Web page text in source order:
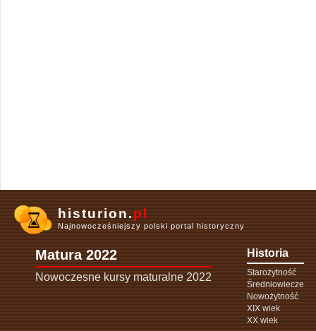
histurion.pl
Najnowocześniejszy polski portal historyczny
Matura 2022
Nowoczesne kursy maturalne 2022
Historia
Starożytność
Średniowiecze
Nowożytność
XIX wiek
XX wiek